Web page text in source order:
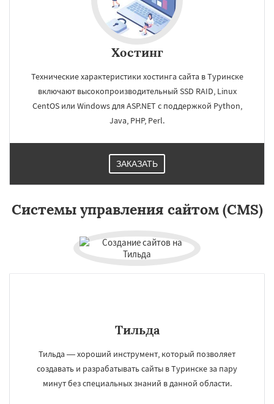
регионам
Хостинг
Технические характеристики хостинга сайта в Туринске
включают высокопроизводительный SSD RAID, Linux
CentOS или Windows для ASP.NET c поддержкой Python,
Java, PHP, Perl.
ЗАКАЗАТЬ
Системы управления сайтом (CMS)
Тильда
Тильда — хороший инструмент, который позволяет
создавать и разрабатывать сайты в Туринске за пару
минут без специальных знаний в данной области.
Даю согласие на обработку персональных данных